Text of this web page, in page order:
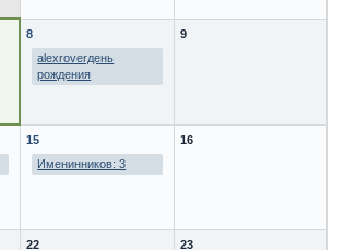
8
alexroverдень
рождения
9
15
Именинников: 3
16
22 23